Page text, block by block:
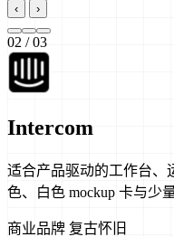
‹ ›
02 / 03
Intercom
适合产品驱动的工作台、
色、白色 mockup 卡与少
商业品牌 复古怀旧